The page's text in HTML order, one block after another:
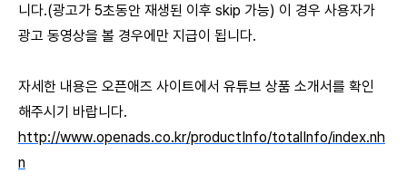
니다.(광고가 5초동안 재생된 이후 skip 가능) 이 경우 사용자가
광고 동영상을 볼 경우에만 지급이 됩니다.
자세한 내용은 오픈애즈 사이트에서 유튜브 상품 소개서를 확인
해주시기 바랍니다.
http://www.openads.co.kr/productInfo/totalInfo/index.nh
n